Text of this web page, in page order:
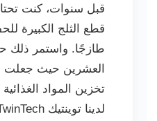
قبل سنوات، كنت
قطع الثلج الكبيرة
طازجًا. واستمر ذلك
العشرين حيث جعلت
تخزين المواد